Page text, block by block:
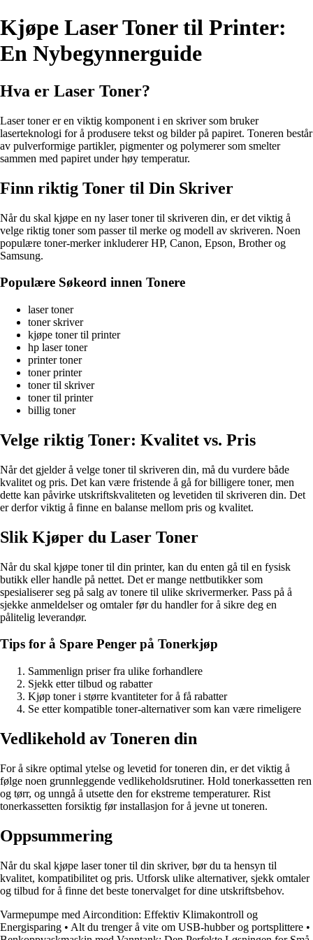
Kjøpe Laser Toner til Printer:
En Nybegynnerguide
Hva er Laser Toner?
Laser toner er en viktig komponent i en skriver som bruker
laserteknologi for å produsere tekst og bilder på papiret. Toneren består
av pulverformige partikler, pigmenter og polymerer som smelter
sammen med papiret under høy temperatur.
Finn riktig Toner til Din Skriver
Når du skal kjøpe en ny laser toner til skriveren din, er det viktig å
velge riktig toner som passer til merke og modell av skriveren. Noen
populære toner-merker inkluderer HP, Canon, Epson, Brother og
Samsung.
Populære Søkeord innen Tonere
laser toner
toner skriver
kjøpe toner til printer
hp laser toner
printer toner
toner printer
toner til skriver
toner til printer
billig toner
Velge riktig Toner: Kvalitet vs. Pris
Når det gjelder å velge toner til skriveren din, må du vurdere både
kvalitet og pris. Det kan være fristende å gå for billigere toner, men
dette kan påvirke utskriftskvaliteten og levetiden til skriveren din. Det
er derfor viktig å finne en balanse mellom pris og kvalitet.
Slik Kjøper du Laser Toner
Når du skal kjøpe toner til din printer, kan du enten gå til en fysisk
butikk eller handle på nettet. Det er mange nettbutikker som
spesialiserer seg på salg av tonere til ulike skrivermerker. Pass på å
sjekke anmeldelser og omtaler før du handler for å sikre deg en
pålitelig leverandør.
Tips for å Spare Penger på Tonerkjøp
Sammenlign priser fra ulike forhandlere
Sjekk etter tilbud og rabatter
Kjøp toner i større kvantiteter for å få rabatter
Se etter kompatible toner-alternativer som kan være rimeligere
Vedlikehold av Toneren din
For å sikre optimal ytelse og levetid for toneren din, er det viktig å
følge noen grunnleggende vedlikeholdsrutiner. Hold tonerkassetten ren
og tørr, og unngå å utsette den for ekstreme temperaturer. Rist
tonerkassetten forsiktig før installasjon for å jevne ut toneren.
Oppsummering
Når du skal kjøpe laser toner til din skriver, bør du ta hensyn til
kvalitet, kompatibilitet og pris. Utforsk ulike alternativer, sjekk omtaler
og tilbud for å finne det beste tonervalget for dine utskriftsbehov.
Varmepumpe med Aircondition: Effektiv Klimakontroll og
Energisparing • Alt du trenger å vite om USB-hubber og portsplittere •